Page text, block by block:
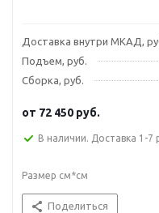
Доставка внутри МКАД,
Подъем, руб.
Сборка, руб.
от 72 450 руб.
В наличии. Доставка 1-7
Размер см*см
Поделиться